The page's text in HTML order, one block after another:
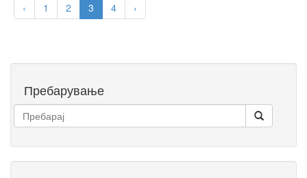
‹ 1 2 3 4 ›
Пребарување